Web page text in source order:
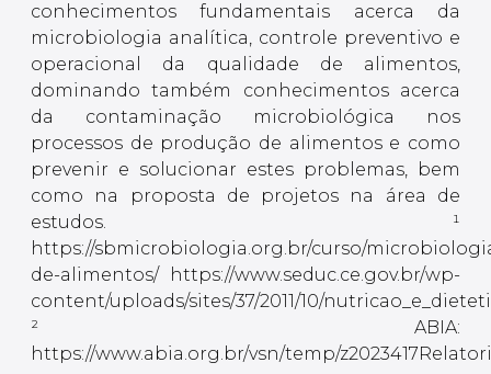
conhecimentos fundamentais acerca da
microbiologia analítica, controle preventivo e
operacional da qualidade de alimentos,
dominando também conhecimentos acerca
da contaminação microbiológica nos
processos de produção de alimentos e como
prevenir e solucionar estes problemas, bem
como na proposta de projetos na área de
estudos. ¹
https://sbmicrobiologia.org.br/curso/
de-alimentos/ https://www.seduc.ce.gov.br/wp-
content/uploads/sites/37/2011/10/
² ABIA:
https://www.abia.org.br/vsn/temp/